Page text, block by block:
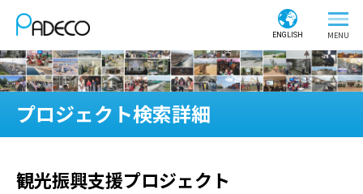
ENGLISH
プロジェクト検索詳細
観光振興支援プロジェクト